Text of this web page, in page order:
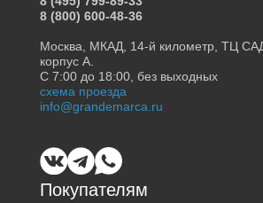
Покупателям
8 (800) 600-48-36
Москва, МКАД, 14-й километр, ТЦ
корпус А.
С 7:00 до 18:00, без выходных
схема проезда
info@grandemarca.ru